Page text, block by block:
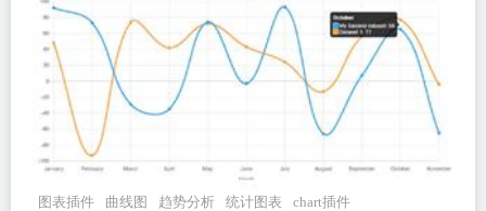
图表插件 曲线图 趋势分析 统计图表 chart插件